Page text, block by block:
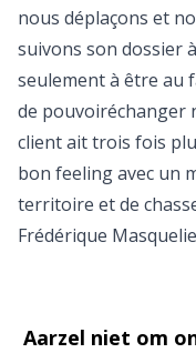
nous déplaçons et
suivons son dossier
seulement à être au
de pouvoiréchanger
client ait trois fois
bon feeling avec un
territoire et de
Frédérique
Aarzel niet om